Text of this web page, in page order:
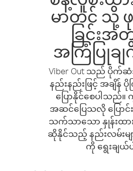
မာတင် သို့ ဖု
ခြင်း
အကြံပြုချ
Viber Out သည် ပို
နည်းနည်းဖြင့် အချိန် ပို
ပြောနိုင်စေပါသည်
အဆင်ပြေသလို ပြောင်
သက်သာသော နှုန်းထားဖ
ဆိုနိုင်သည့် နည်းလမ်းမ
ကို ရွေးချယ်ပ